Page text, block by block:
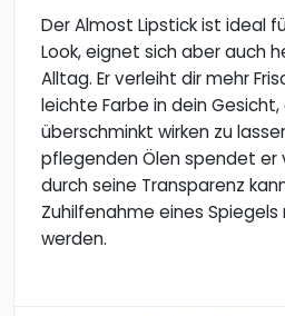
Der Almost Lipstick ist ideal
Look, eignet sich aber auch
Alltag. Er verleiht dir mehr
leichte Farbe in dein
überschminkt wirken zu
pflegenden Ölen spendet er
durch seine Transparenz
Zuhilfenahme eines
werden.